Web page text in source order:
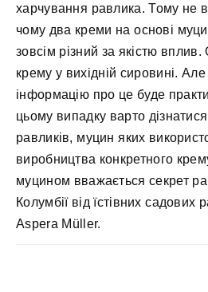
харчування равлика. Тому не
чому два креми на основі
зовсім різний за якістю
крему у вихідній сировині.
інформацію про це буде
цьому випадку варто
равликів, муцин яких
виробництва конкретного
муцином вважається секрет
Колумбії від їстівних садових
Aspera Müller.